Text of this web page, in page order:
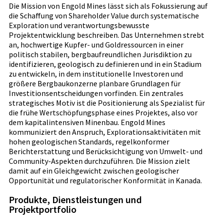
Die Mission von Engold Mines lässt sich als Fokussierung auf
die Schaffung von Shareholder Value durch systematische
Exploration und verantwortungsbewusste
Projektentwicklung beschreiben. Das Unternehmen strebt
an, hochwertige Kupfer- und Goldressourcen in einer
politisch stabilen, bergbaufreundlichen Jurisdiktion zu
identifizieren, geologisch zu definieren und in ein Stadium
zu entwickeln, in dem institutionelle Investoren und
größere Bergbaukonzerne planbare Grundlagen für
Investitionsentscheidungen vorfinden. Ein zentrales
strategisches Motiv ist die Positionierung als Spezialist für
die frühe Wertschöpfungsphase eines Projektes, also vor
dem kapitalintensiven Minenbau. Engold Mines
kommuniziert den Anspruch, Explorationsaktivitäten mit
hohen geologischen Standards, regelkonformer
Berichterstattung und Berücksichtigung von Umwelt- und
Community-Aspekten durchzuführen. Die Mission zielt
damit auf ein Gleichgewicht zwischen geologischer
Opportunität und regulatorischer Konformität in Kanada.
Produkte, Dienstleistungen und
Projektportfolio